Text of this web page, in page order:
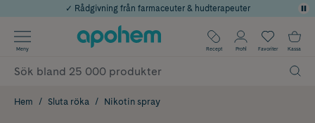
Årets Butik 2025 inom Skönhet
Använd kod: SOMMAR20 för 20% över 649kr
✓ Rådgivning från farmaceuter & hudterapeuter
✓ Poäng på alla köp*
Meny Recept Profil Favoriter Kassa
Hem Sluta röka Nikotin spray